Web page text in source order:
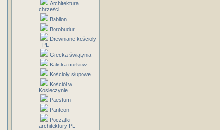
Architektura
chrześci.
Babilon
Borobudur
Drewniane kościoły
- PL
Grecka świątynia
Kaliska cerkiew
Kościoły słupowe
Kościół w
Kosieczynie
Paestum
Panteon
Początki
architektury PL